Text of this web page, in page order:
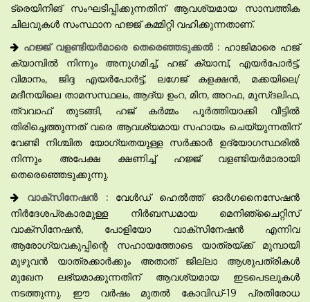
ട്രെയിനിങ് സംഘടിപ്പിക്കുന്നതിന് ആവശ്യമായ സാമ്പത്തിക
ചിലവുകൾ സംസ്ഥാന ഹജ്ജ് കമ്മിറ്റി വഹിക്കുന്നതാണ്.
ഹജ്ജ് വളണ്ടിയർമാരെ തെരെഞ്ഞടുക്കൽ : ഹാജിമാരെ ഹജ്
ക്യാമ്പിൽ നിന്നും അനുഗമിച്ച്, ഹജ് ക്യാമ്പ്, എയർപോർട്ട്,
വിമാനം, ജിദ്ദ എയർപോർട്ട്, ലഗേജ് കളക്ഷൻ, മക്കയിലെ/
മദീനയിലെ താമസസ്ഥലം, ആദ്യ ഉംറ, മിന, അറഫ, മുസ്‌ദലിഫ,
ത്വവാഫ് തുടങ്ങി, ഹജ് കർമ്മം പൂർത്തിയാക്കി വീട്ടിൽ
തിരിച്ചെത്തുന്നത് വരെ ആവശ്യമായ സഹായം ചെയ്യുന്നതിന്
വേണ്ടി നിശ്ചിത യോഗ്യതയുള്ള സര്‍ക്കാർ ഉദ്യോഗസ്ഥരിൽ
നിന്നും അപേക്ഷ ക്ഷണിച്ച് ഹജ്ജ് വളണ്ടിയർമാരായി
തെരെഞ്ഞെടുക്കുന്നു.
വാക്സിനേഷൻ :വേൾഡ് ഹെൽത്ത് ഓർഗനൈസേഷൻ
നിർദേശപ്രകാരമുള്ള നിർബന്ധമായ മെനിഞ്ചൈറ്റിസ്
വാക്സിനേഷൻ, പോളിയോ വാക്സിനേഷൻ എന്നിവ
ആരോഗ്യവകുപ്പിന്റെ സഹായത്തോടെ യാത്രയ്ക്ക് മുമ്പായി
മുഴുവൻ യാത്രക്കാർക്കും അതാത് ജില്ലാ ആശുപത്രികൾ
മുഖേന ലഭ്യമാക്കുന്നതിന് ആവശ്യമായ ഇടപെടലുകൾ
നടത്തുന്നു. ഈ വർഷം മുതൽ കോവിഡ്-19 പ്രതിരോധ